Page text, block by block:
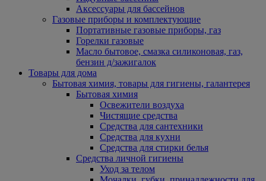
Аксессуары для бассейнов
Газовые приборы и комплектующие
Портативные газовые приборы, газ
Горелки газовые
Масло бытовое, смазка силиконовая, газ,
бензин д/зажигалок
Товары для дома
Бытовая химия, товары для гигиены, галантерея
Бытовая химия
Освежители воздуха
Чистящие средства
Средства для сантехники
Средства для кухни
Средства для стирки белья
Средства личной гигиены
Уход за телом